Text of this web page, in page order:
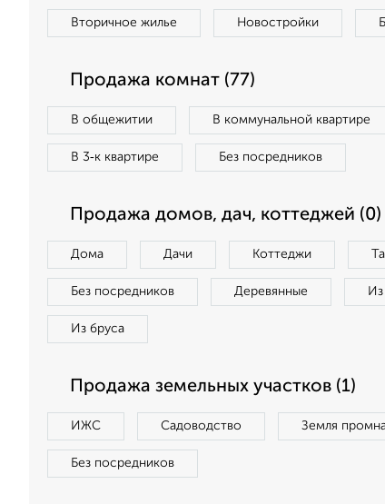
Вторичное жилье Новостройки
Продажа комнат (77)
В общежитии В коммунальной квартире
В 3‑к квартире Без посредников
Продажа домов, дач, коттеджей (0)
Дома Дачи Коттеджи
Без посредников Деревянные
Из бруса
Продажа земельных участков (1)
ИЖС Садоводство Земля
Без посредников